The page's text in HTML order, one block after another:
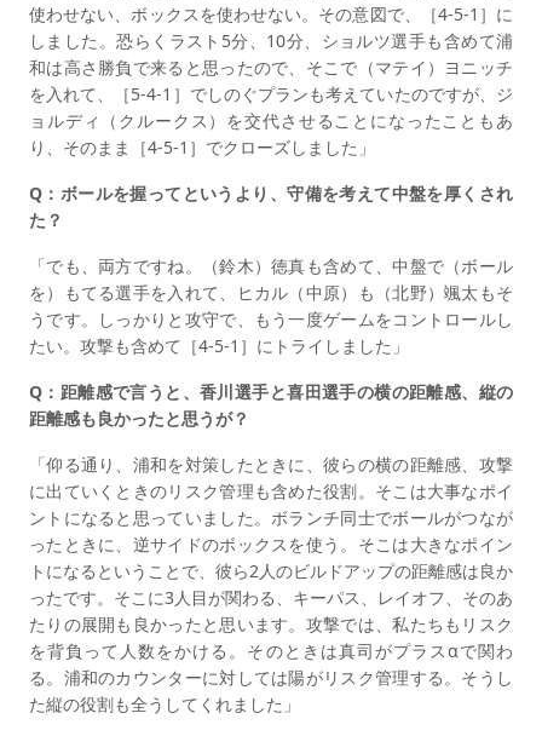
使わせない、ボックスを使わせない。その意図で、［4-5-1］に
しました。恐らくラスト5分、10分、ショルツ選手も含めて浦
和は高さ勝負で来ると思ったので、そこで（マテイ）ヨニッチ
を入れて、［5-4-1］でしのぐプランも考えていたのですが、ジ
ョルディ（クルークス）を交代させることになったこともあ
り、そのまま［4-5-1］でクローズしました」
Q：ボールを握ってというより、守備を考えて中盤を厚くされ
た？
「でも、両方ですね。（鈴木）徳真も含めて、中盤で（ボール
を）もてる選手を入れて、ヒカル（中原）も（北野）颯太もそ
うです。しっかりと攻守で、もう一度ゲームをコントロールし
たい。攻撃も含めて［4-5-1］にトライしました」
Q：距離感で言うと、香川選手と喜田選手の横の距離感、縦の
距離感も良かったと思うが？
「仰る通り、浦和を対策したときに、彼らの横の距離感、攻撃
に出ていくときのリスク管理も含めた役割。そこは大事なポイ
ントになると思っていました。ボランチ同士でボールがつなが
ったときに、逆サイドのボックスを使う。そこは大きなポイン
トになるということで、彼ら2人のビルドアップの距離感は良か
ったです。そこに3人目が関わる、キーパス、レイオフ、そのあ
たりの展開も良かったと思います。攻撃では、私たちもリスク
を背負って人数をかける。そのときは真司がプラスαで関わ
る。浦和のカウンターに対しては陽がリスク管理する。そうし
た縦の役割も全うしてくれました」